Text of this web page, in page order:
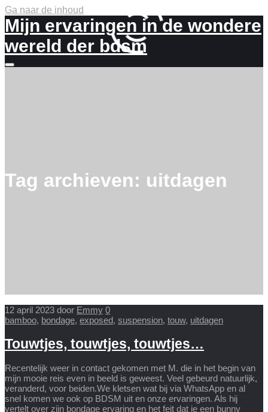
Ga naar de inhoud
Mijn ervaringen in de wondere
wereld der bdsm
Meer
Tag archieven: uitdagen
12 april 2023 door Emmy 0
bamboo, bondage, exposed, suspension, touw, uitdagen
Touwtjes, touwtjes, touwtjes…
Recentelijk weer in contact gekomen met M. die in het begin van
mijn mooie reis even in beeld is geweest. Veel gebeurd natuurlijk,
veranderd, voor beiden.We kletsen wat bij via WhatsApp en al
snel komen we ook op BDSM uit en onze ervaringen. Als hij
vertelt over zijn bondage ervaring en het feit dat ie een bunny